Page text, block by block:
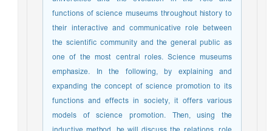
functions of science museums throughout history to
their interactive and communicative role between
the scientific community and the general public as
one of the most central roles. Science museums
emphasize. In the following, by explaining and
expanding the concept of science promotion to its
functions and effects in society, it offers various
models of science promotion. Then, using the